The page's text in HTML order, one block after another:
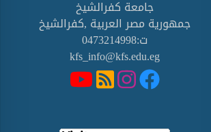
جامعة كفرالشيخ
جمهورية مصر العربية ,كفرالشيخ
ت:0473214998
kfs_info@kfs.edu.eg